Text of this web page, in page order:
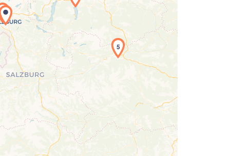
Laden der Karte...
1
5